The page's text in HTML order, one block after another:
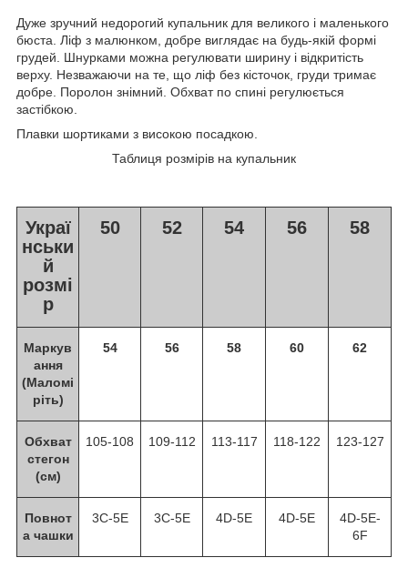
Дуже зручний недорогий купальник для великого і маленького
бюста. Ліф з малюнком, добре виглядає на будь-якій формі
грудей. Шнурками можна регулювати ширину і відкритість
верху. Незважаючи на те, що ліф без кісточок, груди тримає
добре. Поролон знімний. Обхват по спині регулюється
застібкою.
Плавки шортиками з високою посадкою.
Таблиця розмірів на купальник
Украї
нськи
й
розмі
р
50 52 54 56 58
Маркув
ання
(Маломі
ріть)
54 56 58 60 62
Обхват
стегон
(см)
105-108 109-112 113-117 118-122 123-127
Повнот
а чашки
3C-5E 3C-5E 4D-5E 4D-5E
4D-5E-
6F